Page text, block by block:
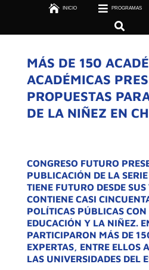
 INICIO  PROGRAMAS


MÁS DE 150
ACADÉMICAS
PROPUESTAS
DE LA NIÑEZ EN
CONGRESO FUTURO
PUBLICACIÓN DE LA
TIENE FUTURO DESDE
CONTIENE CASI
POLÍTICAS PÚBLICAS CON
EDUCACIÓN Y LA NIÑEZ.
PARTICIPARON MÁS DE
EXPERTAS, ENTRE ELLOS
LAS UNIVERSIDADES DEL